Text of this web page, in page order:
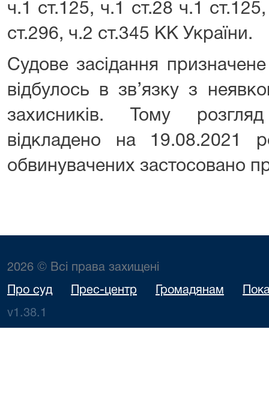
ч.1 ст.125, ч.1 ст.28 ч.1
ст.296, ч.2 ст.345 КК України.
Судове засідання
відбулось в зв’язку з
захисників. Тому
відкладено на
обвинувачених застосовано
2026 © Всі права захищені
Про суд Прес-центр Громадянам
v1.38.1